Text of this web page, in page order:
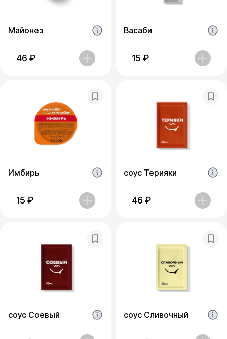
Майонез
46 ₽
Васаби
15 ₽
Имбирь
15 ₽
соус Терияки
46 ₽
соус Соевый соус Сливочный